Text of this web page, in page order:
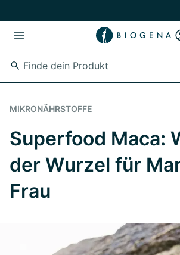
MIKRONÄHRSTOFFE
Superfood Maca:
der Wurzel für
Frau